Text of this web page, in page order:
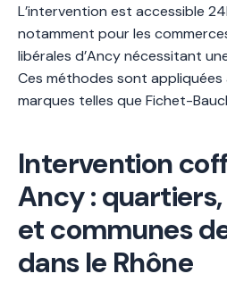
L’intervention est accessible
notamment pour les
libérales d’Ancy nécessitant
Ces méthodes sont appliquées
marques telles que Fichet-
Intervention
Ancy :
et communes
dans le Rhône